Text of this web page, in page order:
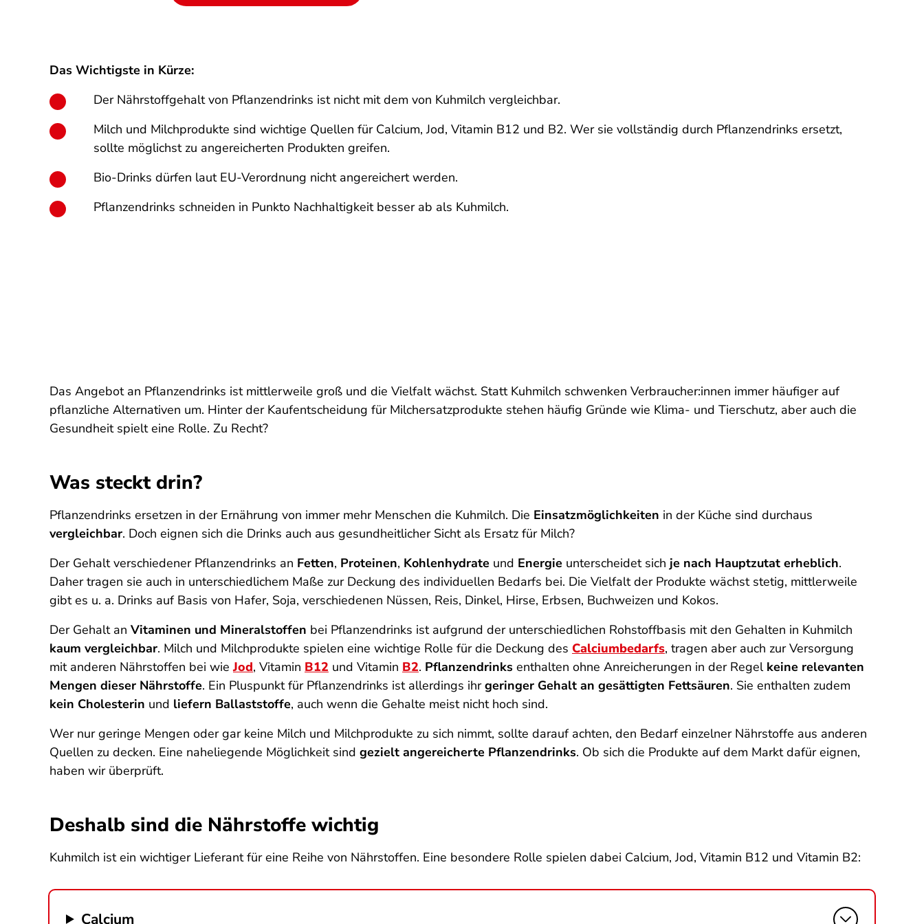
Das Wichtigste in Kürze:
Der Nährstoffgehalt von Pflanzendrinks ist nicht mit dem von Kuhmilch vergleichbar.
Milch und Milchprodukte sind wichtige Quellen für Calcium, Jod, Vitamin B12 und B2. Wer sie vollständig durch Pflanzendrinks ersetzt,
sollte möglichst zu angereicherten Produkten greifen.
Bio-Drinks dürfen laut EU-Verordnung nicht angereichert werden.
Pflanzendrinks schneiden in Punkto Nachhaltigkeit besser ab als Kuhmilch.
Das Angebot an Pflanzendrinks ist mittlerweile groß und die Vielfalt wächst. Statt Kuhmilch schwenken Verbraucher:innen immer häufiger auf
pflanzliche Alternativen um. Hinter der Kaufentscheidung für Milchersatzprodukte stehen häufig Gründe wie Klima- und Tierschutz, aber auch die
Gesundheit spielt eine Rolle. Zu Recht?
Was steckt drin?
Pflanzendrinks ersetzen in der Ernährung von immer mehr Menschen die Kuhmilch. Die Einsatzmöglichkeiten in der Küche sind durchaus
vergleichbar. Doch eignen sich die Drinks auch aus gesundheitlicher Sicht als Ersatz für Milch?
Der Gehalt verschiedener Pflanzendrinks an Fetten, Proteinen, Kohlenhydrate und Energie unterscheidet sich je nach Hauptzutat erheblich.
Daher tragen sie auch in unterschiedlichem Maße zur Deckung des individuellen Bedarfs bei. Die Vielfalt der Produkte wächst stetig, mittlerweile
gibt es u. a. Drinks auf Basis von Hafer, Soja, verschiedenen Nüssen, Reis, Dinkel, Hirse, Erbsen, Buchweizen und Kokos.
Der Gehalt an Vitaminen und Mineralstoffen bei Pflanzendrinks ist aufgrund der unterschiedlichen Rohstoffbasis mit den Gehalten in Kuhmilch
kaum vergleichbar. Milch und Milchprodukte spielen eine wichtige Rolle für die Deckung des Calciumbedarfs, tragen aber auch zur Versorgung
mit anderen Nährstoffen bei wieJod, Vitamin B12 und Vitamin B2. Pflanzendrinks enthalten ohne Anreicherungen in der Regel keine relevanten
Mengen dieser Nährstoffe. Ein Pluspunkt für Pflanzendrinks ist allerdings ihrgeringer Gehalt an gesättigten Fettsäuren. Sie enthalten zudem
kein Cholesterin und liefern Ballaststoffe, auch wenn die Gehalte meist nicht hoch sind.
Wer nur geringe Mengen oder gar keine Milch und Milchprodukte zu sich nimmt, sollte darauf achten, den Bedarf einzelner Nährstoffe aus anderen
Quellen zu decken. Eine naheliegende Möglichkeit sind gezielt angereicherte Pflanzendrinks. Ob sich die Produkte auf dem Markt dafür eignen,
haben wir überprüft.
Deshalb sind die Nährstoffe wichtig
Kuhmilch ist ein wichtiger Lieferant für eine Reihe von Nährstoffen. Eine besondere Rolle spielen dabei Calcium, Jod, Vitamin B12 und Vitamin B2:
Calcium